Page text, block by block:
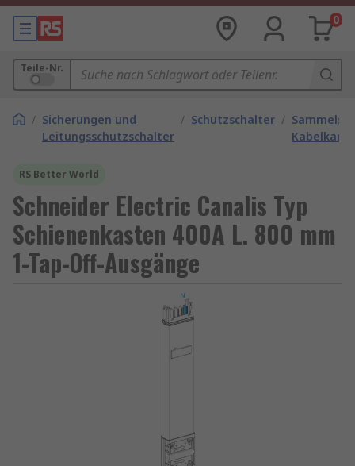
0
Teile-Nr.
/ Sicherungen und
Leitungsschutzschalter
/ Schutzschalter /
Kabelkanal
RS Better World
Schneider Electric Canalis Typ
Schienenkasten 400A L. 800 mm
1-Tap-Off-Ausgänge